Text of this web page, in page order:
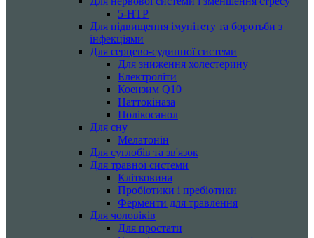
5-HTP
Для підвищення імунітету та боротьби з
інфекціями
Для серцево-судинної системи
Для зниження холестерину
Електроліти
Коензим Q10
Наттокіназа
Полікосанол
Для сну
Мелатонін
Для суглобів та зв'язок
Для травної системи
Клітковина
Пробіотики і пребіотики
Ферменти для травлення
Для чоловіків
Для простати